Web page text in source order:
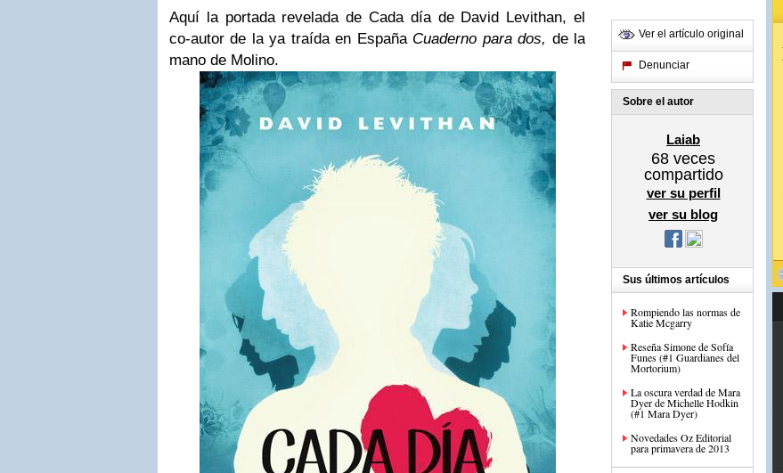
Aquí la portada revelada de Cada día de David Levithan, el
co-autor de la ya traída en España Cuaderno para dos, de la
mano de Molino.
Ver el artículo original
Denunciar
Sobre el autor
Laiab
68 veces
compartido
ver su perfil
ver su blog
Sus últimos artículos
Rompiendo las normas de
Katie Mcgarry
Reseña Simone de Sofía
Funes (#1 Guardianes del
Mortorium)
La oscura verdad de Mara
Dyer de Michelle Hodkin
(#1 Mara Dyer)
Novedades Oz Editorial
para primavera de 2013